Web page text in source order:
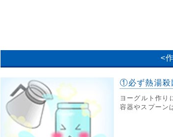
<
①必ず熱湯殺
ヨーグルト作り
容器やスプーン